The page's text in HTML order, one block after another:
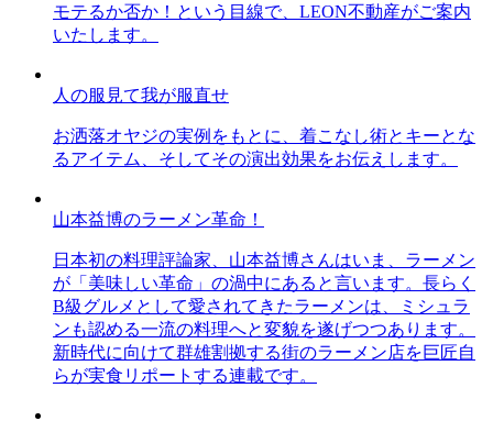
モテるか否か！という目線で、LEON不動産がご案内
いたします。
人の服見て我が服直せ
お洒落オヤジの実例をもとに、着こなし術とキーとな
るアイテム、そしてその演出効果をお伝えします。
山本益博のラーメン革命！
日本初の料理評論家、山本益博さんはいま、ラーメン
が「美味しい革命」の渦中にあると言います。長らく
B級グルメとして愛されてきたラーメンは、ミシュラ
ンも認める一流の料理へと変貌を遂げつつあります。
新時代に向けて群雄割拠する街のラーメン店を巨匠自
らが実食リポートする連載です。